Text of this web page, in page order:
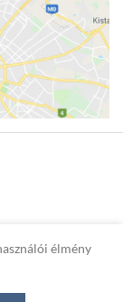
élmény